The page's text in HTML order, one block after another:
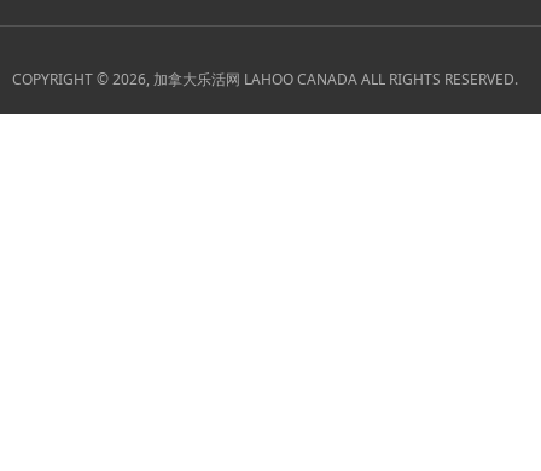
COPYRIGHT © 2026, 加拿大乐活网 LAHOO CANADA ALL RIGHTS RESERVED.